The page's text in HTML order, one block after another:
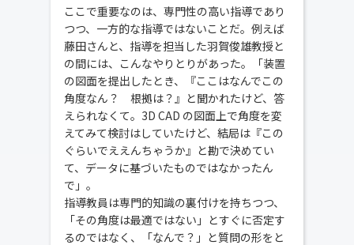
ここで重要なのは、専門性の高い指導であり
つつ、一方的な指導ではないことだ。例えば
藤田さんと、指導を担当した羽賀俊雄教授と
の間には、こんなやりとりがあった。「装置
の図面を提出したとき、『ここはなんでこの
角度なん？ 根拠は？』と聞かれたけど、答
えられなくて。3D CAD の図面上で角度を変
えてみて検討はしていたけど、結局は『この
ぐらいでええんちゃうか』と勘で決めてい
て、データに基づいたものではなかったん
で」。
指導教員は専門的知識の裏付けを持ちつつ、
「その角度は最適ではない」とすぐに否定す
るのではなく、「なんで？」と質問の形をと